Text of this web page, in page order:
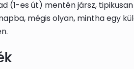
(1-es út) mentén jársz,
mégis olyan, mintha egy